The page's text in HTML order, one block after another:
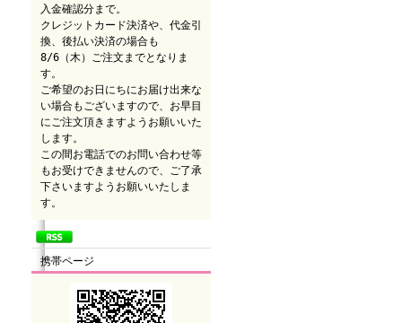
入金確認分まで。
クレジットカード決済や、代金引
換、後払い決済の場合も
8/6（木）ご注文までとなりま
す。
ご希望のお日にちにお届け出来な
い場合もございますので、お早目
にご注文頂きますようお願いいた
します。
この間お電話でのお問い合わせ等
もお受けできませんので、ご了承
下さいますようお願いいたしま
す。
携帯ページ